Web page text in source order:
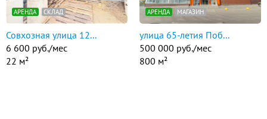
АРЕНДА СКЛАД
Совхозная улица 12...
6 600 руб./мес
22 м²
АРЕНДА МАГАЗИН
улица 65-летия Поб...
500 000 руб./мес
800 м²